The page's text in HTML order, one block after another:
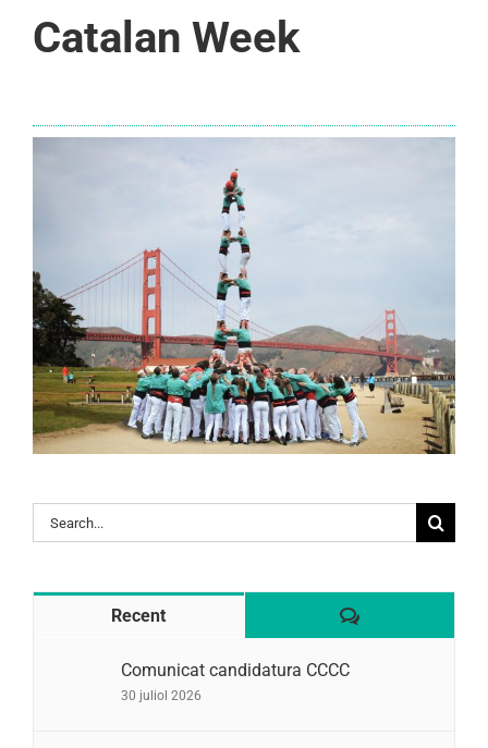
Catalan Week
Search
for:
Recent Comentaris
Comunicat candidatura CCCC
30 juliol 2026